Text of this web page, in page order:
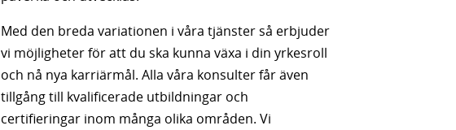
Med den breda variationen i våra tjänster så erbjuder
vi möjligheter för att du ska kunna växa i din yrkesroll
och nå nya karriärmål. Alla våra konsulter får även
tillgång till kvalificerade utbildningar och
certifieringar inom många olika områden. Vi